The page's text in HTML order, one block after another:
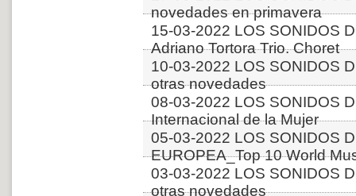
novedades en primavera
15-03-2022 LOS SONIDOS
Adriano Tortora Trio. Choret
10-03-2022 LOS SONIDOS
otras novedades
08-03-2022 LOS SONIDOS
Internacional de la Mujer
05-03-2022 LOS SONIDOS
EUROPEA_Top 10 World
03-03-2022 LOS SONIDOS
otras novedades